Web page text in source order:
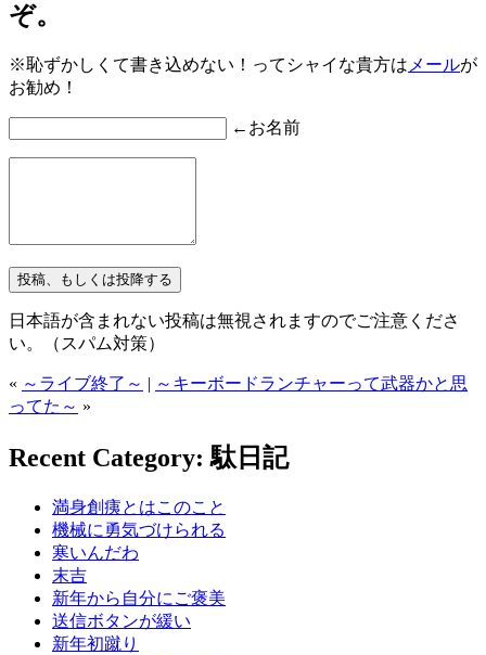
ぞ。
※恥ずかしくて書き込めない！ってシャイな貴方は メールが
お勧め！
←お名前
日本語が含まれない投稿は無視されますのでご注意くださ
い。（スパム対策）
« ～ライブ終了～ | ～キーボードランチャーって武器かと思
ってた～ »
Recent Category: 駄日記
満身創痍とはこのこと
機械に勇気づけられる
寒いんだわ
末吉
新年から自分にご褒美
送信ボタンが緩い
新年初蹴り